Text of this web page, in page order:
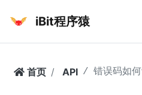
iBit程序猿
首页 API 错误码如